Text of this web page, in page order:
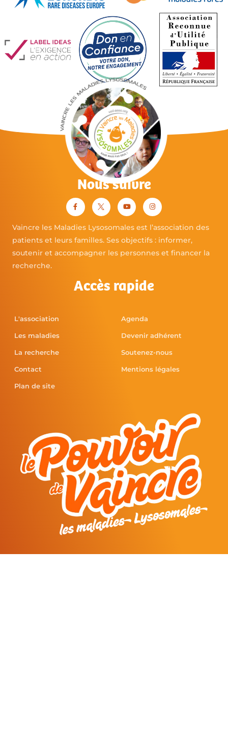
Nous suivre
Vaincre les Maladies Lysosomales est l’association des
patients et leurs familles. Ses objectifs : informer,
soutenir et accompagner les personnes et financer la
recherche.
Accès rapide
L'association
Les maladies
La recherche
Contact
Plan de site
Agenda
Devenir adhérent
Soutenez-nous
Mentions légales